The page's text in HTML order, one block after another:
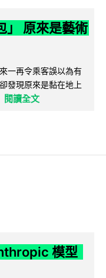
」 原來是藝術
一再令乘客誤以為有
發現原來是黏在地上
閱讀全文
模型